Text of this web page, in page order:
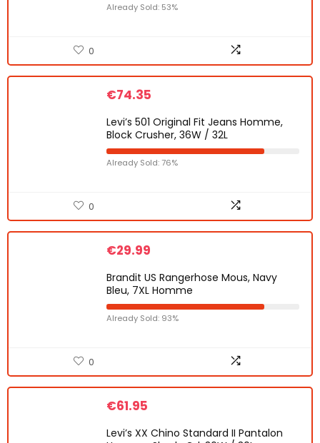
Already Sold: 53%
0
€74.35
Levi’s 501 Original Fit Jeans Homme,
Block Crusher, 36W / 32L
Already Sold: 76%
0
€29.99
Brandit US Rangerhose Mous, Navy
Bleu, 7XL Homme
Already Sold: 93%
0
€61.95
Levi’s XX Chino Standard II Pantalon